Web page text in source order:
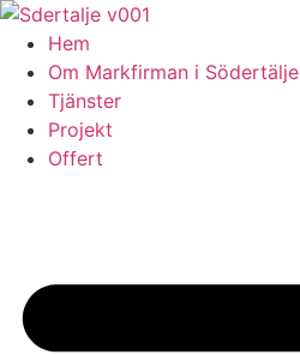
Skip
content
Hem
Om Markfirman i Södertälje
Tjänster
Projekt
Offert